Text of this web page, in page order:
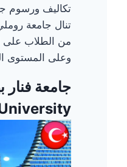
تكاليف ورسوم
تنال جامعة
من الطلاب على
وعلى المستوى